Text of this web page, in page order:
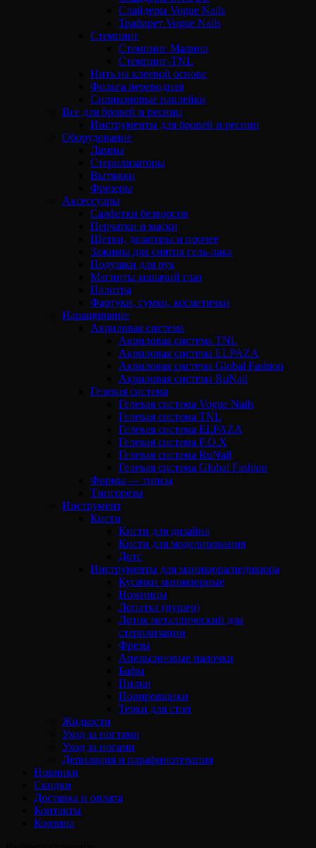
Слайдеры Vogue Nails
Трафарет Vogue Nails
Стемпинг
Стемпинг Малина
Стемпинг-TNL
Нить на клеевой основе
Фольга переводная
Силиконовые наклейки
Все для бровей и ресниц
Инструменты для бровей и ресниц
Оборудование
Лампы
Стерилизаторы
Вытяжки
Фрезеры
Аксессуары
Салфетки безворсов
Перчатки и маски
Щетки, дозаторы и прочее
Зажимы для снятия гель-лака
Подушки для рук
Магниты кошачий глаз
Палитра
Фартуки, сумки, косметички
Наращивание
Акриловая система
Акриловая система TNL
Акриловая система ELPAZA
Акриловая система Global Fashion
Акриловая система RuNail
Гелевая система
Гелевая система Vogue Nails
Гелевая система TNL
Гелевая система ELPAZA
Гелевая система F.O.X
Гелевая система RuNail
Гелевая система Global Fashion
Формы — типсы
Типсорезы
Инструмент
Кисти
Кисти для дизайна
Кисти для моделирования
Дотс
Инструменты для маникюра/педикюра
Кусачки маникюрные
Ножницы
Лопатка (пушер)
Лоток металлический для
стерилизации
Фрезы
Апельсиновые палочки
Бафы
Пилки
Полировщики
Терки для стоп
Жидкости
Уход за ногтями
Уход за ногами
Депиляция и парафинотерапия
Новинки
Скидки
Доставка и оплата
Контакты
Корзина